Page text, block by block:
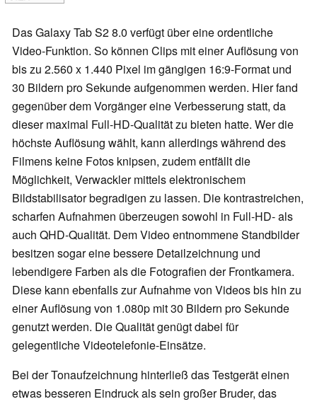
Das Galaxy Tab S2 8.0 verfügt über eine ordentliche
Video-Funktion. So können Clips mit einer Auflösung von
bis zu 2.560 x 1.440 Pixel im gängigen 16:9-Format und
30 Bildern pro Sekunde aufgenommen werden. Hier fand
gegenüber dem Vorgänger eine Verbesserung statt, da
dieser maximal Full-HD-Qualität zu bieten hatte. Wer die
höchste Auflösung wählt, kann allerdings während des
Filmens keine Fotos knipsen, zudem entfällt die
Möglichkeit, Verwackler mittels elektronischem
Bildstabilisator begradigen zu lassen. Die kontrastreichen,
scharfen Aufnahmen überzeugen sowohl in Full-HD- als
auch QHD-Qualität. Dem Video entnommene Standbilder
besitzen sogar eine bessere Detailzeichnung und
lebendigere Farben als die Fotografien der Frontkamera.
Diese kann ebenfalls zur Aufnahme von Videos bis hin zu
einer Auflösung von 1.080p mit 30 Bildern pro Sekunde
genutzt werden. Die Qualität genügt dabei für
gelegentliche Videotelefonie-Einsätze.
Bei der Tonaufzeichnung hinterließ das Testgerät einen
etwas besseren Eindruck als sein großer Bruder, das